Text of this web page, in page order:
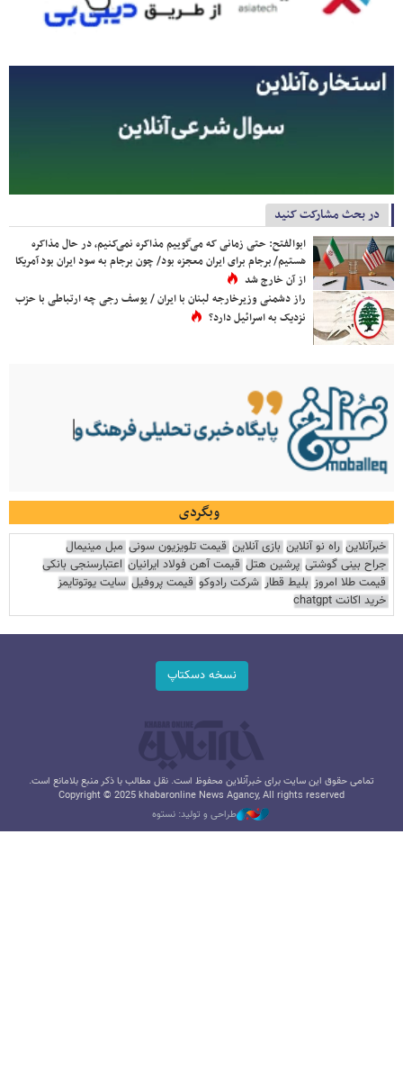
در بحث مشارکت کنید
ابوالفتح: حتی زمانی که می‌گوییم مذاکره نمی‌کنیم، در حال مذاکره
هستیم/ برجام برای ایران معجزه بود/ چون برجام به سود ایران بود آمریکا
از آن خارج شد
راز دشمنی وزیرخارجه لبنان با ایران / یوسف رجی چه ارتباطی با حزب
نزدیک به اسرائیل دارد؟
وبگردی
خبرآنلاین راه نو آنلاین بازی آنلاین قیمت تلویزیون سونی مبل مینیمال
جراح بینی گوشتی پرشین هتل قیمت آهن فولاد ایرانیان اعتبارسنجی بانکی
قیمت طلا امروز بلیط قطار شرکت رادوکو قیمت پروفیل سایت یوتوتایمز
خرید اکانت chatgpt
نسخه دسکتاپ
تمامی حقوق این سایت برای خبرآنلاین محفوظ است. نقل مطالب با ذکر منبع بلامانع است.
Copyright © 2025 khabaronline News Agancy, All rights reserved
طراحی و تولید: نستوه